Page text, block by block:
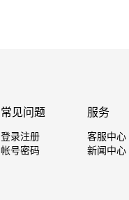
常见问题
登录注册
帐号密码
服务
客服中心
新闻中心